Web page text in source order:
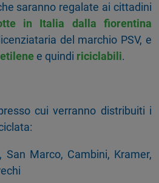
saranno regalate ai cittadini
in Italia
dalla fiorentina
del marchio PSV, e
e quindi riciclabili.
cui verranno distribuiti i
San Marco, Cambini, Kramer,